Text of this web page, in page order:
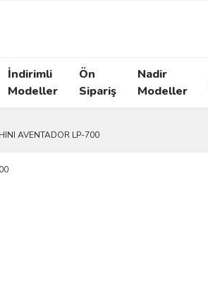
İndirimli
Modeller
Ön
Sipariş
Nadir
Modeller
AVENTADOR LP-700